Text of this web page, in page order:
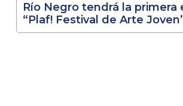
Río Negro tendrá la primera
“Plaf! Festival de Arte